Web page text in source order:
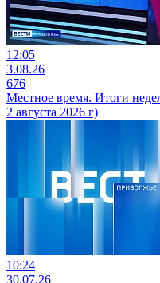
12:05
3.08.26
676
Местное время. Итоги
2 августа 2026 г)
10:24
30.07.26